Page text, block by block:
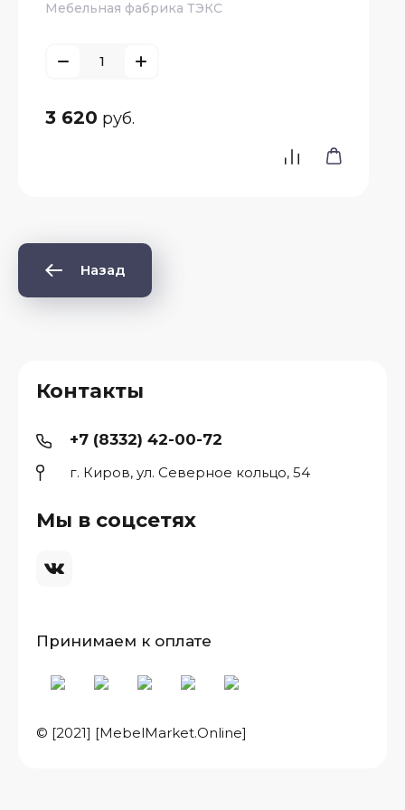
Мебельная фабрика ТЭКС
3 620 руб.
Назад
© [2021] [MebelMarket.Online]
Контакты
+7 (8332) 42-00-72
г. Киров, ул. Северное кольцо, 54
Мы в соцсетях
Принимаем к оплате